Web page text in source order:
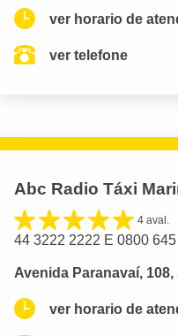
ver horario de
ver telefone
Abc Radio Táxi
4 aval.
44 3222 2222 E 0800
Avenida Paranavaí,
ver horario de